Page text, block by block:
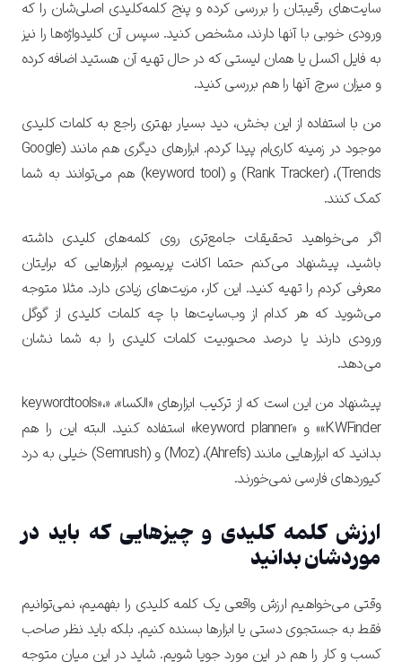
سایت‌های رقیبتان را بررسی کرده و پنج کلمه‌کلیدی اصلی‌شان را که
ورودی خوبی با آنها دارند، مشخص کنید. سپس آن کلیدواژه‌ها را نیز
به فایل اکسل یا همان لیستی که در حال تهیه آن هستید اضافه کرده
و میزان سرچ آنها را هم بررسی کنید.
من با استفاده از این بخش، دید بسیار بهتری راجع به کلمات کلیدی
موجود در زمینه کاری‌ام پیدا کردم. ابزارهای دیگری هم مانند (Google
Trends)، (Rank Tracker) و (keyword tool) هم می‌توانند به شما
کمک کنند.
اگر می‌خواهید تحقیقات جامع‌تری روی کلمه‌های کلیدی داشته
باشید، پیشنهاد می‌کنم حتما اکانت پریمیوم ابزارهایی که برایتان
معرفی کردم را تهیه کنید. این کار، مزیت‌های زیادی دارد. مثلا متوجه
می‌شوید که هر کدام از وب‌سایت‌ها با چه کلمات کلیدی از گوگل
ورودی دارند یا درصد محبوبیت کلمات کلیدی را به شما نشان
می‌دهد.
پیشنهاد من این است که از ترکیب ابزارهای «الکسا»، «keywordtools»،
«KWFinder» و «keyword planner» استفاده کنید. البته این را هم
بدانید که ابزارهایی مانند (Ahrefs)، (Moz) و (Semrush) خیلی به درد
کیوردهای فارسی نمی‌خورند.
ارزش کلمه کلیدی و چیزهایی که باید در
موردشان بدانید
وقتی می‌خواهیم ارزش واقعی یک کلمه کلیدی را بفهمیم، نمی‌توانیم
فقط به جستجوی دستی یا ابزارها بسنده کنیم. بلکه باید نظر صاحب
کسب و کار را هم در این مورد جویا شویم. شاید در این میان متوجه